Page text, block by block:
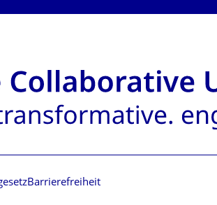
Barrierefreiheit